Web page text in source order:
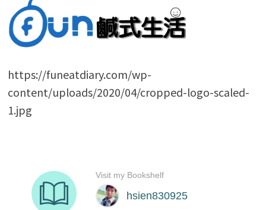
https://funeatdiary.com/wp-
content/uploads/2020/04/cropped-logo-scaled-
1.jpg